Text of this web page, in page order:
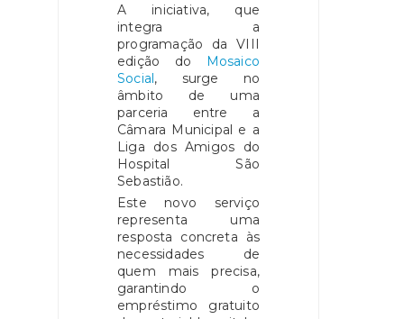
A iniciativa, que
integra a
programação da VIII
edição do Mosaico
Social, surge no
âmbito de uma
parceria entre a
Câmara Municipal e a
Liga dos Amigos do
Hospital São
Sebastião.
Este novo serviço
representa uma
resposta concreta às
necessidades de
quem mais precisa,
garantindo o
empréstimo gratuito